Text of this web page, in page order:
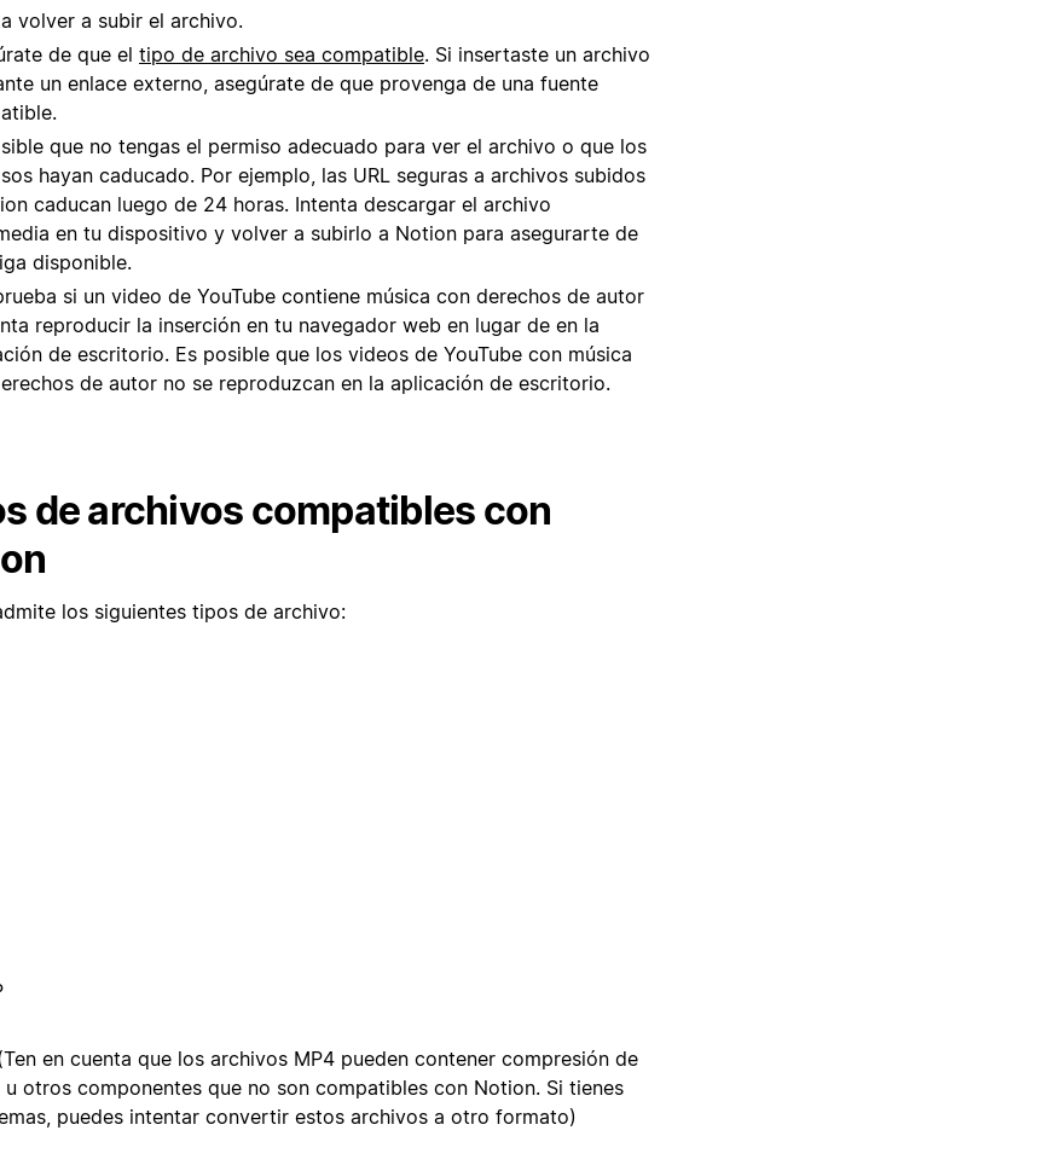
volver a subir el archivo.
de que el tipo de archivo sea compatible. Si insertaste un archivo
un enlace externo, asegúrate de que provenga de una fuente
que no tengas el permiso adecuado para ver el archivo o que los
hayan caducado. Por ejemplo, las URL seguras a archivos subidos
caducan luego de 24 horas. Intenta descargar el archivo
en tu dispositivo y volver a subirlo a Notion para asegurarte de
disponible.
si un video de YouTube contiene música con derechos de autor
reproducir la inserción en tu navegador web en lugar de en la
de escritorio. Es posible que los videos de YouTube con música
de autor no se reproduzcan en la aplicación de escritorio.
de archivos compatibles con
los siguientes tipos de archivo:
en cuenta que los archivos MP4 pueden contener compresión de
otros componentes que no son compatibles con Notion. Si tienes
puedes intentar convertir estos archivos a otro formato)